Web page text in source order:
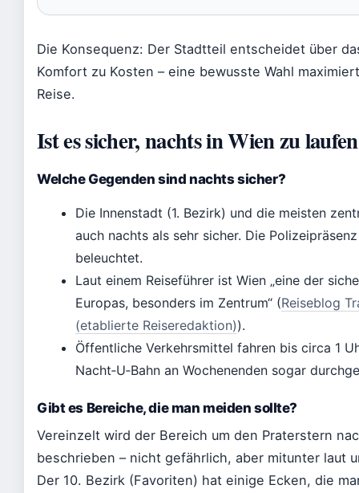
Die Konsequenz: Der Stadtteil entscheidet über
Komfort zu Kosten – eine bewusste Wahl
Reise.
Ist es sicher, nachts in Wien zu
Welche Gegenden sind nachts sicher?
Die Innenstadt (1. Bezirk) und die meisten
auch nachts als sehr sicher. Die
beleuchtet.
Laut einem Reiseführer ist Wien „eine der
Europas, besonders im Zentrum“ (Reiseblog
(etablierte Reiseredaktion)).
Öffentliche Verkehrsmittel fahren bis circa 1
Nacht‑U‑Bahn an Wochenenden sogar
Gibt es Bereiche, die man meiden sollte?
Vereinzelt wird der Bereich um den Praterstern
beschrieben – nicht gefährlich, aber mitunter laut
Der 10. Bezirk (Favoriten) hat einige Ecken, die